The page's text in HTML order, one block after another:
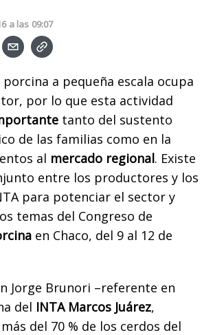
a las 09:07
a pequeña escala ocupa
por lo que esta actividad
tanto del sustento
de las familias como en la
al mercado regional. Existe
entre los productores y los
para potenciar el sector y
temas del Congreso de
en Chaco, del 9 al 12 de
Jorge Brunori –referente en
del INTA Marcos Juárez,
del 70 % de los cerdos del